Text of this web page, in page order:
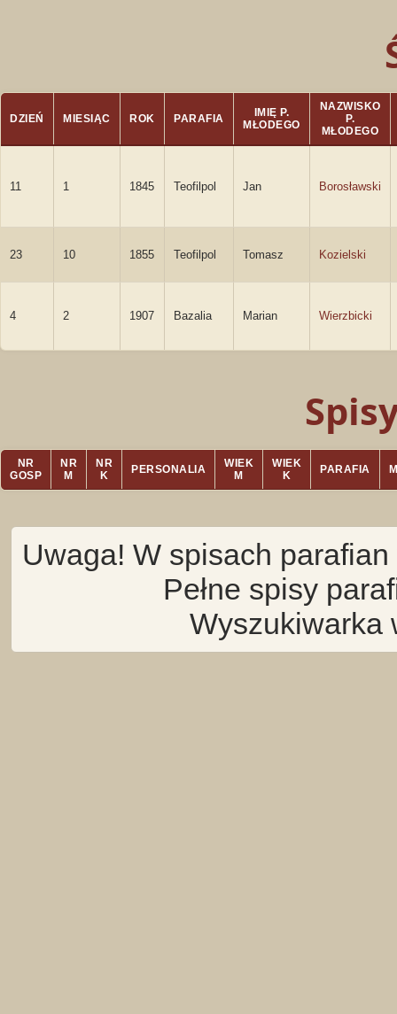
DZIEŃ MIESIĄC ROK PARAFIA
IMIĘ P.
MŁODEGO
NAZWISKO
P.
MŁODEGO
11 1 1845 Teofilpol Jan Borosławski
23 10 1855 Teofilpol Tomasz Kozielski
4 2 1907 Bazalia Marian Wierzbicki
NR
GOSP
NR
M
NR
K
PERSONALIA
WIEK
M
WIEK
K
PARAFIA
Uwaga! W spisach
Pełne spisy
Wyszukiwarka